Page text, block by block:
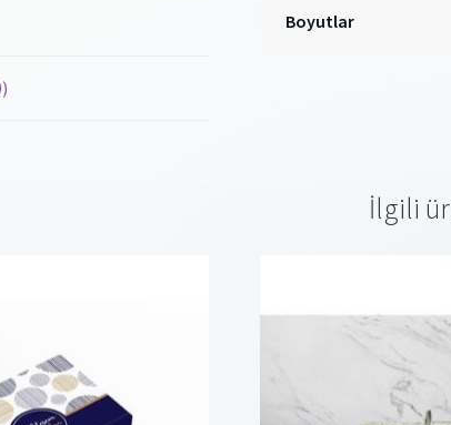
Boyutlar
İlgili